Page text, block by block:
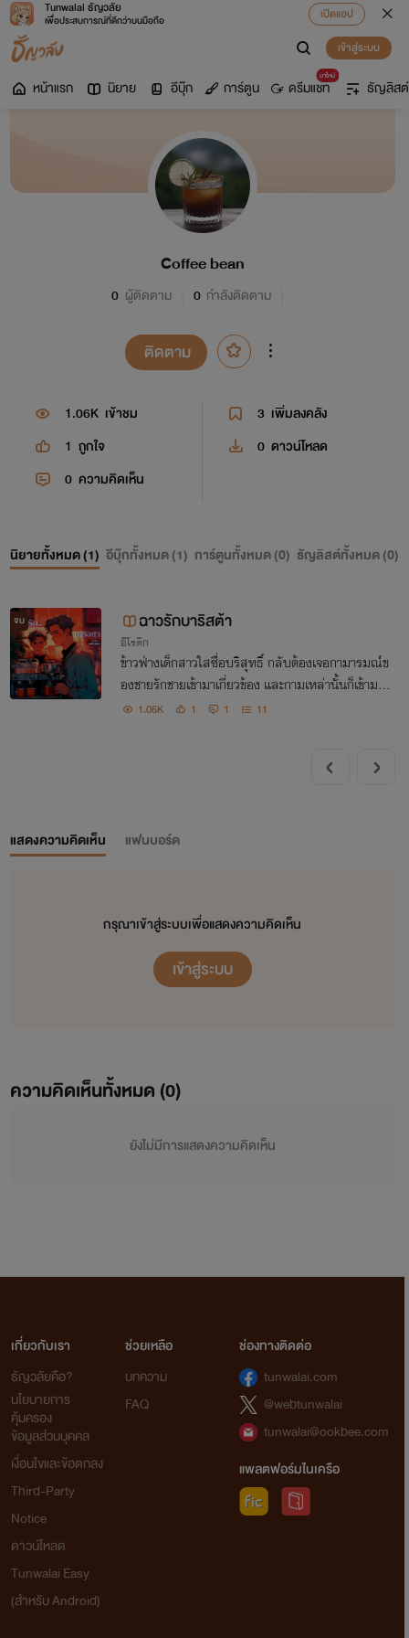
Tunwalai ธัญวลัย
เพื่อประสบการณ์ที่ดีกว่าบนมือถือ
เปิดแอป
เข้าสู่ระบบ
หน้าแรก นิยาย อีบุ๊ก การ์ตูน
มาใหม่
ดรีมแชท ธัญลิสต์
Coffee bean
0 ผู้ติดตาม 0 กำลังติดตาม
ติดตาม
1.06K เข้าชม 3 เพิ่มลงคลัง
1 ถูกใจ 0 ดาวน์โหลด
0 ความคิดเห็น
นิยายทั้งหมด (1) อีบุ๊กทั้งหมด (1) การ์ตูนทั้งหมด (0) ธัญลิสต์ทั้งหมด (0)
จบ ฉาวรักบาริสต้า
อีโรติก
ข้าวฟ่างเด็กสาวใสซื่อบริสุทธิ์ กลับต้องเจอกามารมณ์ข
องชายรักชายเข้ามาเกี่ยวข้อง และกามเหล่านั้นก็เข้ามาข้
องเกี่ยวกับคนในครบครัวของเธอ
1.06K 1 1 11
แสดงความคิดเห็น แฟนบอร์ด
กรุณาเข้าสู่ระบบเพื่อแสดงความคิดเห็น
เข้าสู่ระบบ
ความคิดเห็นทั้งหมด (0)
ยังไม่มีการแสดงความคิดเห็น
เกี่ยวกับเรา
ธัญวลัยคือ?
นโยบายการ
คุ้มครอง
ข้อมูลส่วนบุคคล
เงื่อนไขและข้อตกลง
Third-Party
Notice
ดาวน์โหลด
Tunwalai Easy
(สำหรับ Android)
ช่วยเหลือ
บทความ
FAQ
ช่องทางติดต่อ
tunwalai.com
@webtunwalai
tunwalai@ookbee.com
แพลตฟอร์มในเครือ